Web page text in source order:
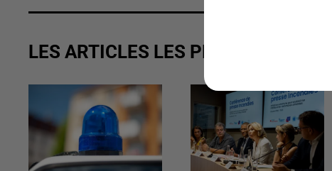
LES ARTICLES LES PLUS VUS